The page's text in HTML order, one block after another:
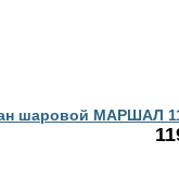
шаровой МАРШАЛ